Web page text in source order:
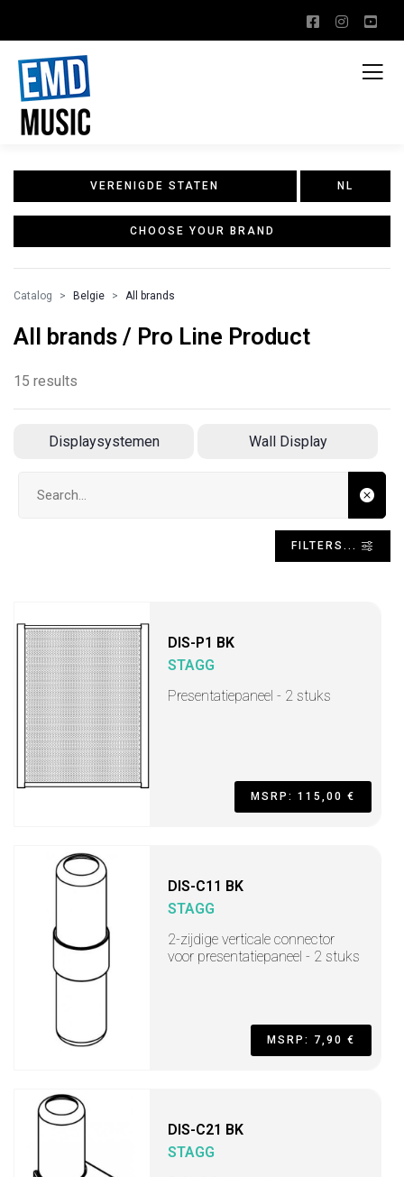
VERENIGDE STATEN NL
CHOOSE YOUR BRAND
Catalog Belgie All brands
All brands / Pro Line Product
15 results
Displaysystemen Wall Display
FILTERS...
DIS-P1 BK
STAGG
Presentatiepaneel - 2 stuks
MSRP: 115,00 €
DIS-C11 BK
STAGG
2-zijdige verticale connector
voor presentatiepaneel - 2 stuks
MSRP: 7,90 €
DIS-C21 BK
STAGG